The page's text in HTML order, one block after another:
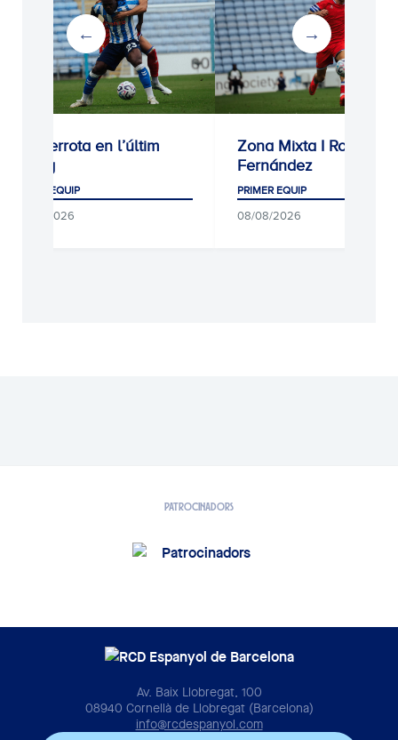
3-1: Derrota en l’últim
assaig
PRIMER EQUIP
08/08/2026
Zona Mixta I Roberto
Fernández
PRIMER EQUIP
08/08/2026
PATROCINADORS
Av. Baix Llobregat, 100
08940 Cornellà de Llobregat (Barcelona)
info@rcdespanyol.com